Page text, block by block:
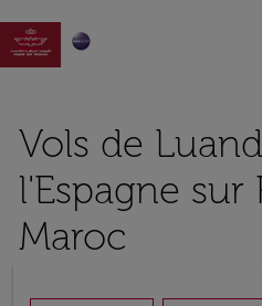

Vols de
l'Espagne sur
Maroc